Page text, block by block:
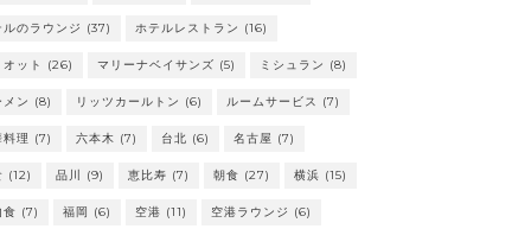
ルのラウンジ (37) ホテルレストラン (16)
ット (26) マリーナベイサンズ (5) ミシュラン (8)
ン (8) リッツカールトン (6) ルームサービス (7)
理 (7) 六本木 (7) 台北 (6) 名古屋 (7)
(12) 品川 (9) 恵比寿 (7) 朝食 (27) 横浜 (15)
食 (7) 福岡 (6) 空港 (11) 空港ラウンジ (6)